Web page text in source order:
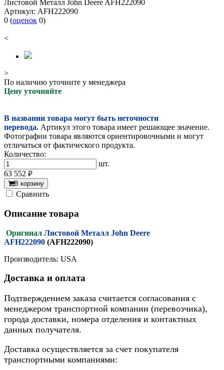
Листовой Металл John Deere AFH222090
Артикул: AFH222090
0 (оценок 0)
<
>
По наличию уточните у менеджера
Цену уточняйте
В названии товара могут быть неточности
перевода. Артикул этого товара имеет решающее значение.
Фотографии товара являются ориентировочными и могут
отличаться от фактического продукта.
Количество:
шт.
63 552 руб.
В корзину
Cравнить
Описание товара
Оригинал Листовой Металл John Deere
AFH222090 (AFH222090)
Производитель: USA
Доставка и оплата
Подтверждением заказа считается согласования с
менеджером транспортной компании (перевозчика),
города доставки, номера отделения и контактных
данных получателя.
Доставка осуществляется за счет покупателя
транспортными компаниями: